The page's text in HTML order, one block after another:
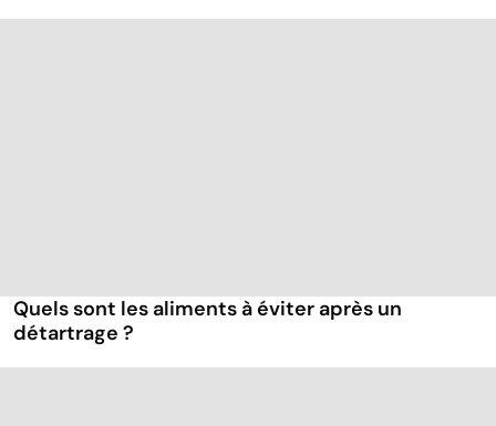
Quels sont les aliments à éviter après un
détartrage ?